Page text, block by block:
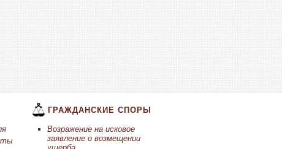
ГРАЖДАНСКИЕ СПОРЫ
Возражение на исковое
заявление о возмещении